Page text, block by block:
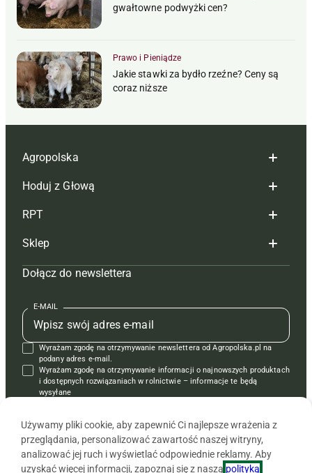
gwałtowne podwyżki cen?
Prawo i Pieniądze
Jakie stawki za bydło rzeźne? Ceny są
coraz niższe
Agropolska
Redakcja
Reklama
Tagi
Mapa serwisu
Kontakt
Regulamin
Polityka prywatności
Hoduj z Głową
Hoduj z głową bydło
Hoduj z głową świnie
Prenumerata
Redakcja
Kontakt
Reklama
RPT
Redakcja
Prenumerata
Reklama
Kontakt
Krzyżówki
Sklep
Czasopisma i prenumerata
Książki
Regulamin
Dołącz do newslettera
E-MAIL
Wyrażam zgodę na otrzymywanie newslettera od Agropolska.pl na
podany adres e-mail.
Wyrażam zgodę na otrzymywanie informacji o najnowszych produktach
i dostępnych rozwiązaniach w rolnictwie – informacje te będą
wysyłane
Używamy pliki cookie, aby zapewnić Ci najlepsze wrażenia z
przeglądania, personalizować zawartość naszej witryny,
analizować jej ruch i wyświetlać odpowiednie reklamy. Aby
uzyskać więcej informacji, zapoznaj się z naszą polityką